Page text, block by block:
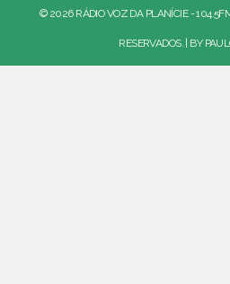
© 2026 RÁDIO VOZ DA PLANÍCIE -
RESERVADOS. | BY